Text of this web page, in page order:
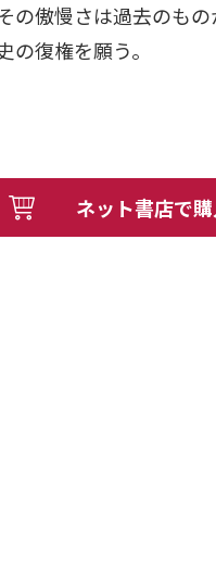
の傲慢さは過去のも
の復権を願う。
ネット書店で